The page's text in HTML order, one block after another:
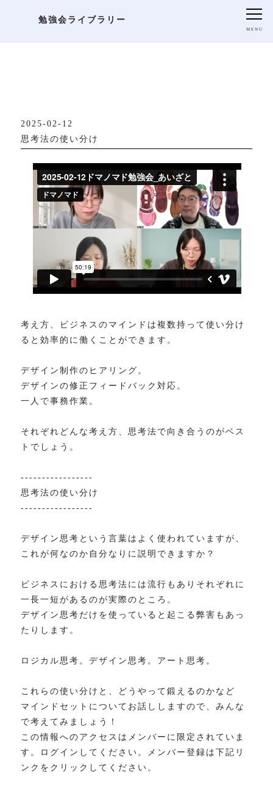
勉強会ライブラリー
2025-02-12
思考法の使い分け
考え方、ビジネスのマインドは複数持って使い分け
ると効率的に働くことができます。
デザイン制作のヒアリング。
デザインの修正フィードバック対応。
一人で事務作業。
それぞれどんな考え方、思考法で向き合うのがベス
トでしょう。
-----------------
思考法の使い分け
-----------------
デザイン思考という言葉はよく使われていますが、
これが何なのか自分なりに説明できますか？
ビジネスにおける思考法には流行もありそれぞれに
一長一短があるのが実際のところ。
デザイン思考だけを使っていると起こる弊害もあっ
たりします。
ロジカル思考。デザイン思考。アート思考。
これらの使い分けと、どうやって鍛えるのかなど
マインドセットについてお話ししますので、みんな
で考えてみましょう！
この情報へのアクセスはメンバーに限定されていま
す。ログインしてください。メンバー登録は下記リ
ンクをクリックしてください。